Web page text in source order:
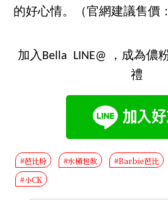
的好心情。（官網建議售價
加入Bella LINE@ ，成為儂
禮
#芭比粉 #水桶包款 #Barbie芭比
#小CK